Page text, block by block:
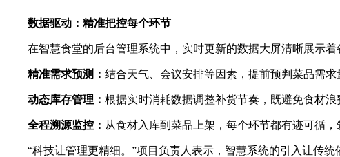
数据驱动：精准把控每个环节
在智慧食堂的后台管理系统中，实时更新的数据大屏清晰展示
精准需求预测： 结合天气、会议安排等因素，提前预判菜品需求
动态库存管理： 根据实时消耗数据调整补货节奏，既避免食材浪
全程溯源监控： 从食材入库到菜品上架，每个环节都有迹可循，
“科技让管理更精细。”项目负责人表示，智慧系统的引入让传